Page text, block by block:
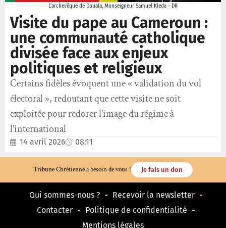
L’archevêque de Douala, Monseigneur Samuel Kleda - DR
Visite du pape au Cameroun :
une communauté catholique
divisée face aux enjeux
politiques et religieux
Certains fidèles évoquent une « validation du vol
électoral », redoutant que cette visite ne soit
exploitée pour redorer l’image du régime à
l’international
14 avril 2026 08:11
Tribune Chrétienne a besoin de vous ! Je fais un don
Qui sommes-nous ?
Recevoir la newsletter
Contacter
Politique de confidentialité
Mentions légales